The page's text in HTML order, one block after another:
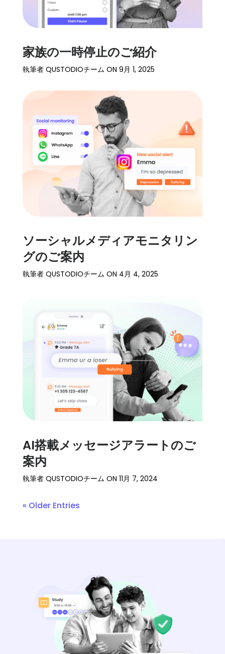
家族の一時停止のご紹介
執筆者 QUSTODIOチーム ON 9月 1, 2025
ソーシャルメディアモニタリン
グのご案内
執筆者 QUSTODIOチーム ON 4月 4, 2025
AI搭載メッセージアラートのご
案内
執筆者 QUSTODIOチーム ON 11月 7, 2024
« Older Entries